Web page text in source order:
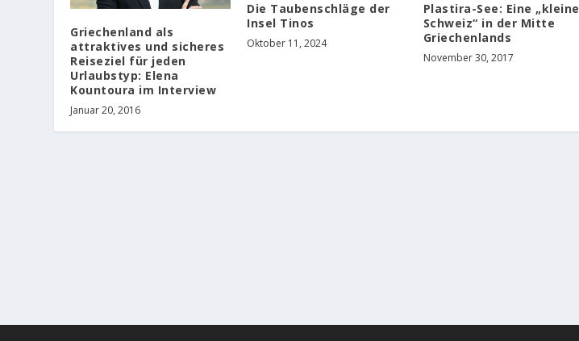
Griechenland als
attraktives und sicheres
Reiseziel für jeden
Urlaubstyp: Elena
Kountoura im Interview
Januar 20, 2016
Die Taubenschläge der
Insel Tinos
Oktober 11, 2024
Plastira-See: Eine „kleine
Schweiz“ in der Mitte
Griechenlands
November 30, 2017